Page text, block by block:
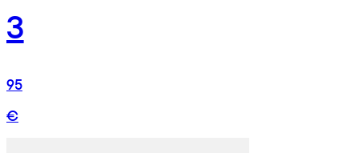
3
95
€